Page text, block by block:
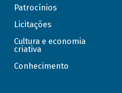
Patrocínios
Licitações
Cultura e economia
criativa
Conhecimento